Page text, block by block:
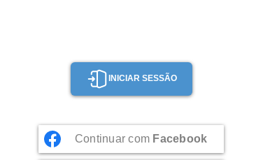
INICIAR SESSÃO
Continuar com Facebook